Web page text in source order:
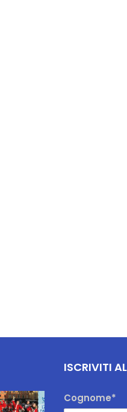
ISCRIVITI
Cognome*